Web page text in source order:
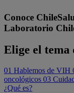
Conoce
Laboratorio
Elige el tema
01 Hablemos de VIH
oncológicos 03
¿Qué es?